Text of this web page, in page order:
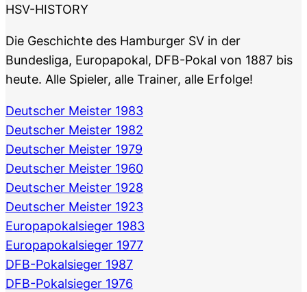
HSV-HISTORY
Die Geschichte des Hamburger SV in der
Bundesliga, Europapokal, DFB-Pokal von 1887 bis
heute. Alle Spieler, alle Trainer, alle Erfolge!
Deutscher Meister 1983
Deutscher Meister 1982
Deutscher Meister 1979
Deutscher Meister 1960
Deutscher Meister 1928
Deutscher Meister 1923
Europapokalsieger 1983
Europapokalsieger 1977
DFB-Pokalsieger 1987
DFB-Pokalsieger 1976